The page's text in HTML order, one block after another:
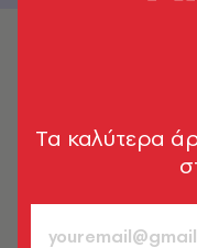
Tα καλύτερα